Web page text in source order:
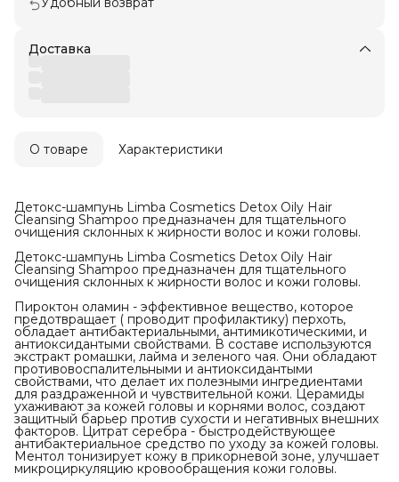
Доставка
О товаре Характеристики
Детокс-шампунь Limba Cosmetics Detox Oily Hair
Cleansing Shampoo предназначен для тщательного
очищения склонных к жирности волос и кожи головы.
Детокс-шампунь Limba Cosmetics Detox Oily Hair
Cleansing Shampoo предназначен для тщательного
очищения склонных к жирности волос и кожи головы.
Пироктон оламин - эффективное вещество, которое
предотвращает ( проводит профилактику) перхоть,
обладает антибактериальными, антимикотическими, и
антиоксидантыми свойствами. В составе используются
экстракт ромашки, лайма и зеленого чая. Они обладают
противовоспалительными и антиоксидантыми
свойствами, что делает их полезными ингредиентами
для раздраженной и чувствительной кожи. Церамиды
ухаживают за кожей головы и корнями волос, создают
защитный барьер против сухости и негативных внешних
факторов. Цитрат серебра - быстродействующее
антибактериальное средство по уходу за кожей головы.
Ментол тонизирует кожу в прикорневой зоне, улучшает
микроциркуляцию кровообращения кожи головы.